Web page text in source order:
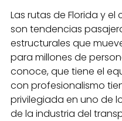
Las rutas de Florida y el
son tendencias
estructurales que
para millones de
conoce, que tiene el
con profesionalismo
privilegiada en uno de
de la industria del